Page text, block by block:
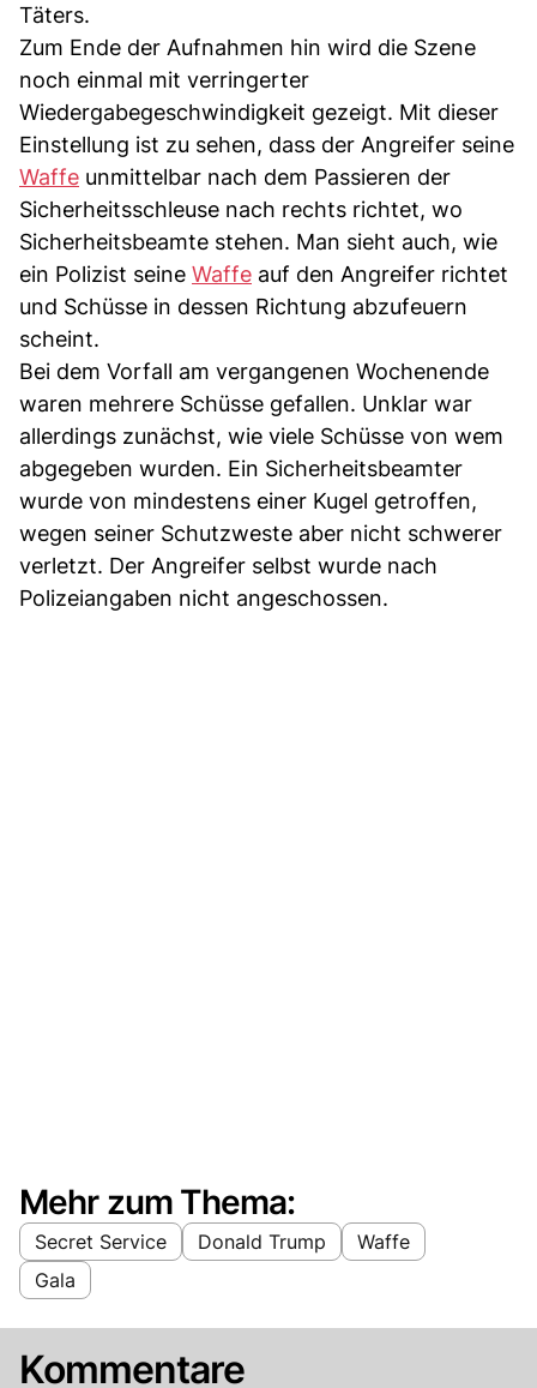
Täters.
Zum Ende der Aufnahmen hin wird die Szene
noch einmal mit verringerter
Wiedergabegeschwindigkeit gezeigt. Mit dieser
Einstellung ist zu sehen, dass der Angreifer seine
Waffe unmittelbar nach dem Passieren der
Sicherheitsschleuse nach rechts richtet, wo
Sicherheitsbeamte stehen. Man sieht auch, wie
ein Polizist seine Waffe auf den Angreifer richtet
und Schüsse in dessen Richtung abzufeuern
scheint.
Bei dem Vorfall am vergangenen Wochenende
waren mehrere Schüsse gefallen. Unklar war
allerdings zunächst, wie viele Schüsse von wem
abgegeben wurden. Ein Sicherheitsbeamter
wurde von mindestens einer Kugel getroffen,
wegen seiner Schutzweste aber nicht schwerer
verletzt. Der Angreifer selbst wurde nach
Polizeiangaben nicht angeschossen.
Mehr zum Thema:
Secret Service Donald Trump
Waffe
Gala
Kommentare